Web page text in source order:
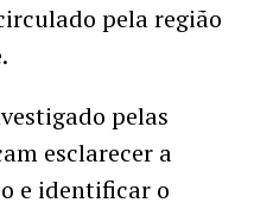
pela região
pelas
esclarecer a
e identificar o